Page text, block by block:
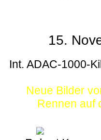
15.
Int. ADAC-1000-
Neue Bilder
Rennen auf